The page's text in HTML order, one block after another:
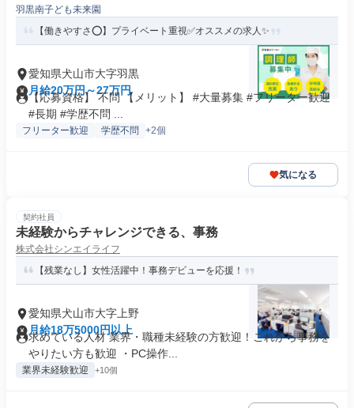
羽黒南子ども未来園
【働きやすさ⭕️】プライベート重視✅️オススメの求人✨
愛知県犬山市大字羽黒
月給20万円～27万円
【応募資格】 不問 【メリット】 #大量募集 #フリーター歓迎
#長期 #学歴不問 ...
フリーター歓迎 学歴不問 +2個
気になる
契約社員
未経験からチャレンジできる、事務
株式会社シンエイライフ
【残業なし】女性活躍中！事務デビューを応援！
愛知県犬山市大字上野
月給18万5000円以上
求めている人材 業界・職種未経験の方歓迎！これから事務を
やりたい方も歓迎 ・PC操作...
業界未経験歓迎 +10個